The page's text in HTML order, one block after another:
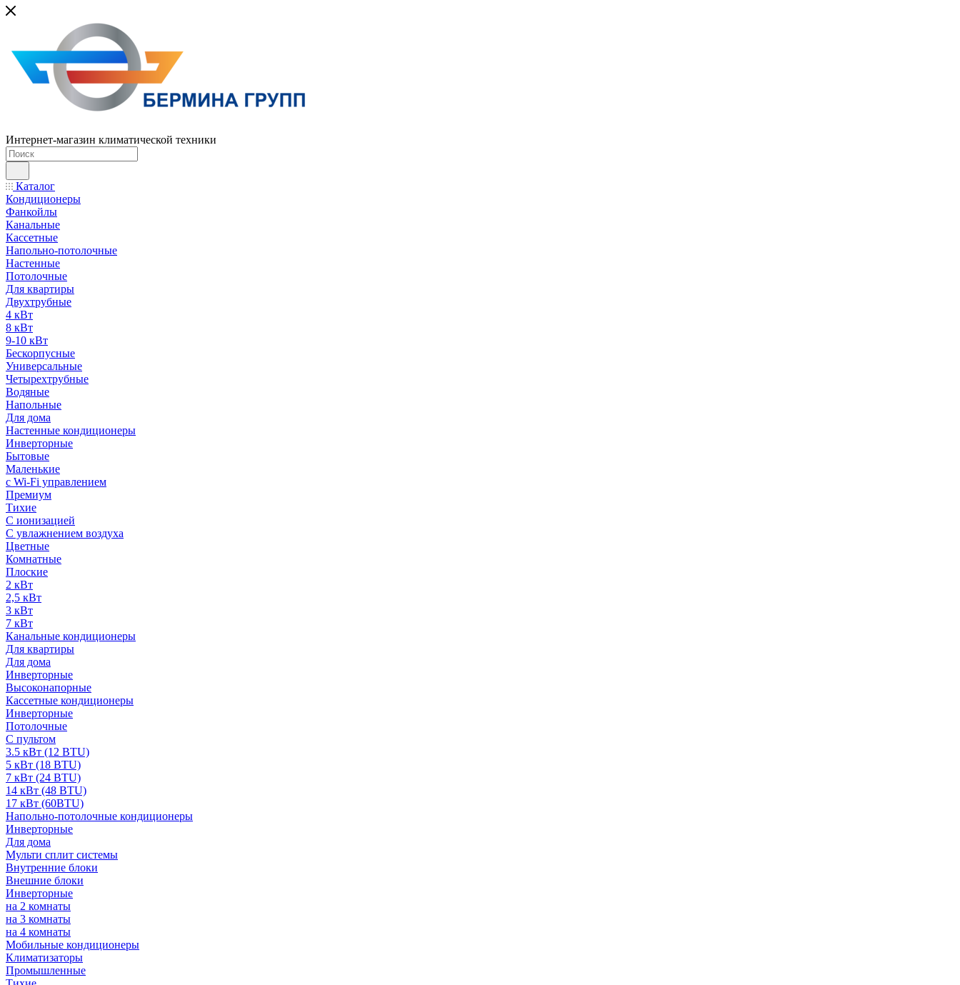
Интернет-магазин климатической техники
Каталог
Кондиционеры
Фанкойлы
Канальные
Кассетные
Напольно-потолочные
Настенные
Потолочные
Для квартиры
Двухтрубные
4 кВт
8 кВт
9-10 кВт
Бескорпусные
Универсальные
Четырехтрубные
Водяные
Напольные
Для дома
Настенные кондиционеры
Инверторные
Бытовые
Маленькие
с Wi-Fi управлением
Премиум
Тихие
С ионизацией
С увлажнением воздуха
Цветные
Комнатные
Плоские
2 кВт
2,5 кВт
3 кВт
7 кВт
Канальные кондиционеры
Для квартиры
Для дома
Инверторные
Высоконапорные
Кассетные кондиционеры
Инверторные
Потолочные
С пультом
3.5 кВт (12 BTU)
5 кВт (18 BTU)
7 кВт (24 BTU)
14 кВт (48 BTU)
17 кВт (60BTU)
Напольно-потолочные кондиционеры
Инверторные
Для дома
Мульти сплит системы
Внутренние блоки
Внешние блоки
Инверторные
на 2 комнаты
на 3 комнаты
на 4 комнаты
Мобильные кондиционеры
Климатизаторы
Промышленные